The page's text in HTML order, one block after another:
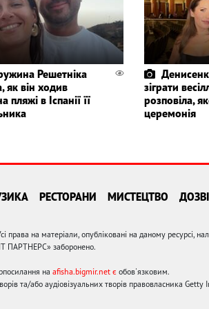
Решетніка
як він ходив
пляжі в Іспанії її
зіграти
розповіла,
церемонія
РЕСТОРАНИ МИСТЕЦТВО
на матеріали, опубліковані на даному ресурсі,
ПАРТНЕРС» заборонено.
на afisha.bigmir.net є обов'язковим.
та/або аудіовізуальних творів правовласника Getty